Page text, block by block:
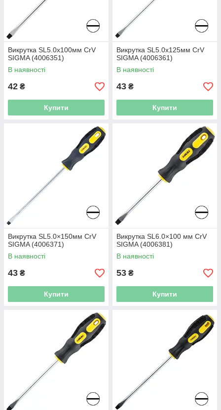
Викрутка SL5.0х100мм CrV
SIGMA (4006351)
В наявності
42 ₴
Купити
Викрутка SL5.0х125мм CrV
SIGMA (4006361)
В наявності
43 ₴
Купити
Викрутка SL5.0×150мм CrV
SIGMA (4006371)
В наявності
43 ₴
Купити
Викрутка SL6.0×100 мм CrV
SIGMA (4006381)
В наявності
53 ₴
Купити